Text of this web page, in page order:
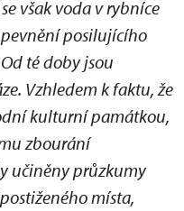
však voda v rybníce
posilujícího
té doby jsou
Vzhledem k faktu, že
kulturní památkou,
zbourání
učiněny průzkumy
místa,